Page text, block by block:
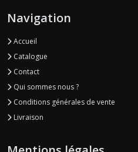
Navigation
Accueil
Catalogue
Contact
Qui sommes nous ?
Conditions générales de vente
Livraison